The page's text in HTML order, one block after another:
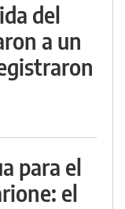
del
a un
para el
el